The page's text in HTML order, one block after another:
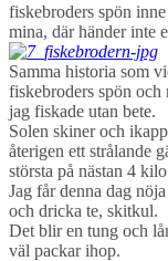
fiskebroders spön
mina, där händer inte
Samma historia som
fiskebroders spön och
jag fiskade utan bete.
Solen skiner och
återigen ett strålande
största på nästan 4
Jag får denna dag
och dricka te, skitkul.
Det blir en tung och
väl packar ihop.